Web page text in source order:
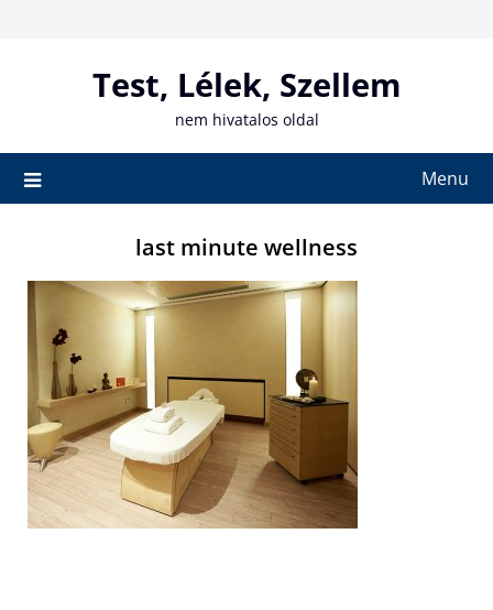
Test, Lélek, Szellem
nem hivatalos oldal
Menu
last minute wellness